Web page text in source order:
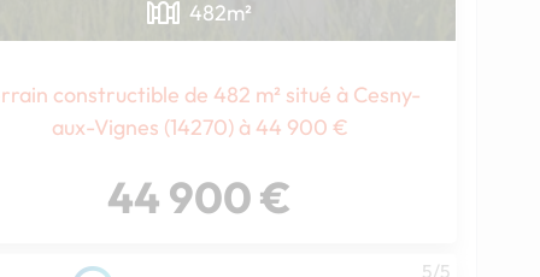
482m²
constructible de 482 m² situé à Cesny-
aux-Vignes (14270) à 44 900 €
44 900 €
5/5